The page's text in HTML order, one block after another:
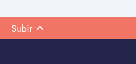
Subir